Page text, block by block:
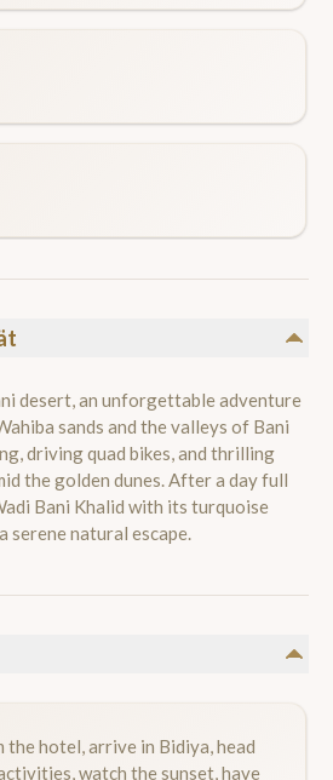
desert, an unforgettable adventure
sands and the valleys of Bani
driving quad bikes, and thrilling
the golden dunes. After a day full
Bani Khalid with its turquoise
serene natural escape.
hotel, arrive in Bidiya, head
watch the sunset, have